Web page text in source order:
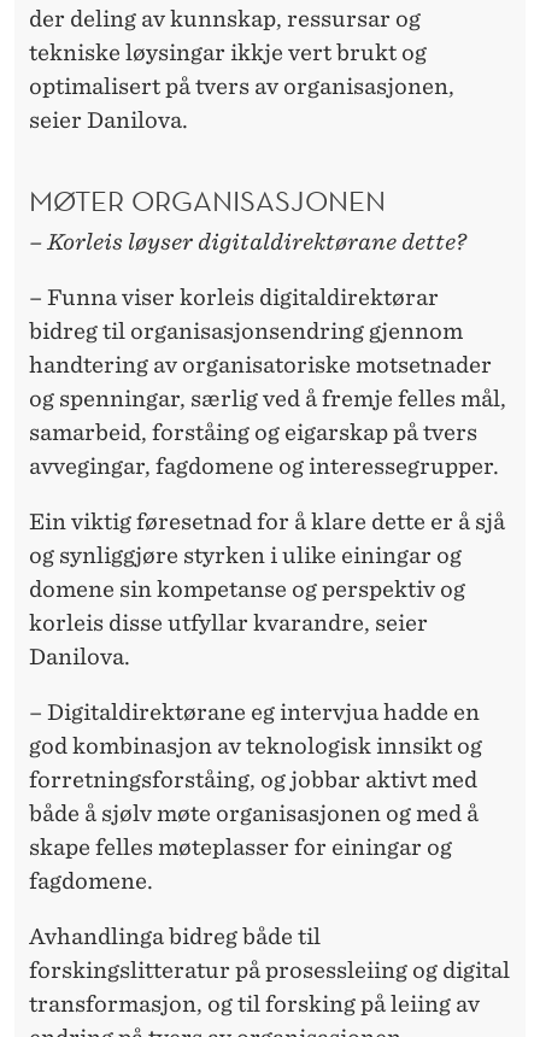
der deling av kunnskap, ressursar og
tekniske løysingar ikkje vert brukt og
optimalisert på tvers av organisasjonen,
seier Danilova.
MØTER ORGANISASJONEN
– Korleis løyser digitaldirektørane dette?
– Funna viser korleis digitaldirektørar
bidreg til organisasjonsendring gjennom
handtering av organisatoriske motsetnader
og spenningar, særlig ved å fremje felles mål,
samarbeid, forståing og eigarskap på tvers
avvegingar, fagdomene og interessegrupper.
Ein viktig føresetnad for å klare dette er å sjå
og synliggjøre styrken i ulike einingar og
domene sin kompetanse og perspektiv og
korleis disse utfyllar kvarandre, seier
Danilova.
– Digitaldirektørane eg intervjua hadde en
god kombinasjon av teknologisk innsikt og
forretningsforståing, og jobbar aktivt med
både å sjølv møte organisasjonen og med å
skape felles møteplasser for einingar og
fagdomene.
Avhandlinga bidreg både til
forskingslitteratur på prosessleiing og digital
transformasjon, og til forsking på leiing av